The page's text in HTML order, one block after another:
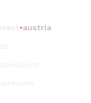
•austria